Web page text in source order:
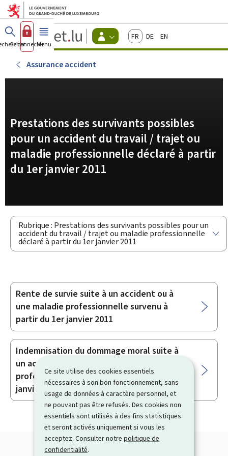
Ce site utilise des cookies essentiels
nécessaires à son bon fonctionnement, sans
usage de données à caractère personnel, et
ne pouvant pas être refusés. Des cookies non
essentiels sont utilisés à des fins statistiques
et seront activés uniquement si vous les
acceptez. Consulter notrepolitique de
confidentialité.
Aller au menu principal
Aller au contenu
Guichet.lu
Changer
d'espace
citoyens
FrançaisDeutschEnglish
Se connecterMenu principal
Assurance accident
Prestations des survivants possibles
pour un accident du travail / trajet ou
maladie professionnelle déclaré à partir
du 1er janvier 2011
Rubrique : Prestations des survivants possibles pour un
accident du travail / trajet ou maladie professionnelle
déclaré à partir du 1er janvier 2011
Sous-
rubriques
Rente de survie suite à un accident ou à
une maladie professionnelle survenu à
partir du 1er janvier 2011
Indemnisation du dommage moral suite à
un accident ou à une maladie
professionnelle survenu à partir du 1er
janvier 2011